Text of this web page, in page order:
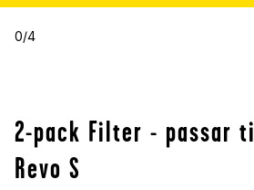
0/4
2-pack Filter - passar
Revo S